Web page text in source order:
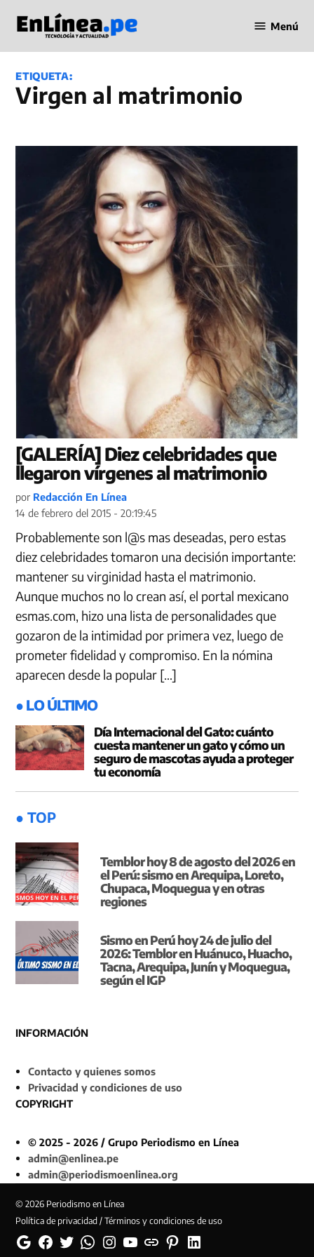
contenido
en Línea
Menú
ETIQUETA:
virgen al matrimonio
[GALERÍA] Diez celebridades que
llegaron vírgenes al matrimonio
por Redacción En Línea
14 de febrero del 2015 - 20:19:45
Probablemente son l@s mas deseadas, pero estas
diez celebridades tomaron una decisión importante:
mantener su virginidad hasta el matrimonio.
Aunque muchos no lo crean así, el portal mexicano
esmas.com, hizo una lista de personalidades que
gozaron de la intimidad por primera vez, luego de
prometer fidelidad y compromiso. En la nómina
aparecen desde la popular […]
● LO ÚLTIMO
Día Internacional del Gato: cuánto
cuesta mantener un gato y cómo un
seguro de mascotas ayuda a proteger
tu economía
● TOP
Temblor hoy 8 de agosto del 2026 en
el Perú: sismo en Arequipa, Loreto,
Chupaca, Moquegua y en otras
regiones
Sismo en Perú hoy 24 de julio del
2026: Temblor en Huánuco, Huacho,
Tacna, Arequipa, Junín y Moquegua,
según el IGP
INFORMACIÓN
Contacto y quienes somos
Privacidad y condiciones de uso
COPYRIGHT
© 2025 - 2026 / Grupo Periodismo en Línea
admin@enlinea.pe
admin@periodismoenlinea.org
© 2026 Periodismo en Línea
Política de privacidad / Términos y condiciones de uso
GoogleFacebookTwitterWhatsappInstagramYouTubeWeb PinterestLinkedin